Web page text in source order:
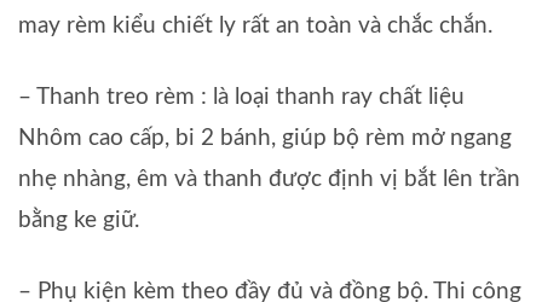
may rèm kiểu chiết ly rất an toàn và chắc chắn.
– Thanh treo rèm : là loại thanh ray chất liệu
Nhôm cao cấp, bi 2 bánh, giúp bộ rèm mở ngang
nhẹ nhàng, êm và thanh được định vị bắt lên trần
bằng ke giữ.
– Phụ kiện kèm theo đầy đủ và đồng bộ. Thi công